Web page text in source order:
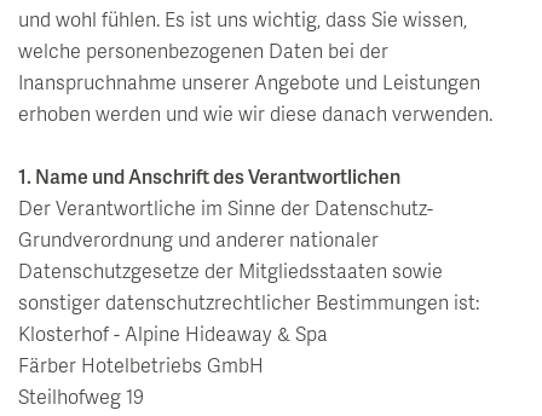
Soledom
Babymoon Break
Fasting
Activity Programme & Fitness
Day Spa
Bar
Wine archives & tasting
Breakfast
Outdoor Summer Lounge
Summer Magic
Winter Magic
Rental Car Service
Biking
Nearby Sites & Attractions
Events
Art & Culture
Full Moon Concerts
Salzburg Festival
Art in the Hotel
Library and Readings
und wohl fühlen. Es ist uns wichtig, dass Sie wissen,
welche personenbezogenen Daten bei der
Inanspruchnahme unserer Angebote und Leistungen
erhoben werden und wie wir diese danach verwenden.
1. Name und Anschrift des Verantwortlichen
Der Verantwortliche im Sinne der Datenschutz-
Grundverordnung und anderer nationaler
Datenschutzgesetze der Mitgliedsstaaten sowie
sonstiger datenschutzrechtlicher Bestimmungen ist:
Klosterhof - Alpine Hideaway & Spa
Färber Hotelbetriebs GmbH
Steilhofweg 19